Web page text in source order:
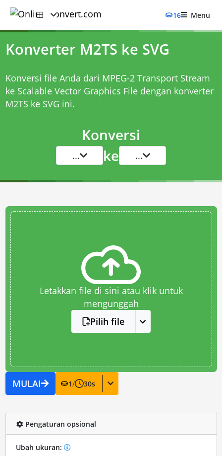
16 Menu
Konverter M2TS ke SVG
Konversi file Anda dari MPEG-2 Transport Stream
ke Scalable Vector Graphics File dengan konverter
M2TS ke SVG ini.
Konversi
... ke ...
Letakkan file di sini atau klik untuk
mengunggah
Pilih file
MULAI 1/ 30s
Pengaturan opsional
Ubah ukuran: